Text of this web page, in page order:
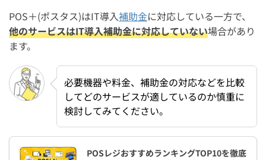
POS＋(ポスタス)はIT導入補助金に対応している一方で、
他のサービスはIT導入補助金に対応していない場合があり
ます。
必要機器や料金、補助金の対応などを比較
してどのサービスが適しているのか慎重に
検討してみてください。
POSレジおすすめランキングTOP10を徹底